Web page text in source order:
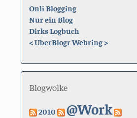
Onli Blogging
Nur ein Blog
Dirks Logbuch
<UberBlogr Webring>
Blogwolke
2010 @Work